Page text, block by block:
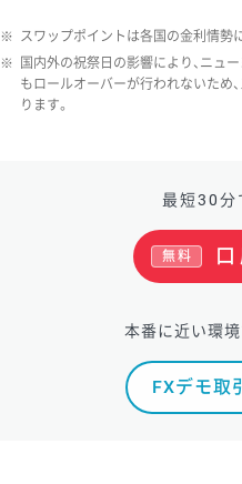
※ スワップポイントは各国の金利情勢
※
国内外の祝祭日の影響により、ニュ
もロールオーバーが行われないため
ります。
最短30分
無料
本番に近い環
FXデモ取